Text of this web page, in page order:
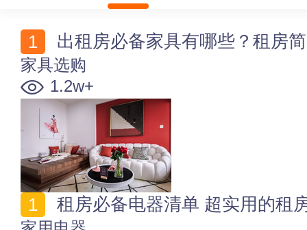
出租房必备家具有哪些？租房
家具选购
1.2w+
租房必备电器清单 超实用的租